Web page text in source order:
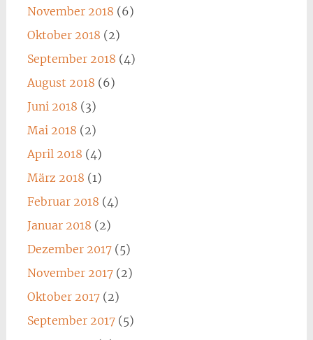
November 2018 (6)
Oktober 2018 (2)
September 2018 (4)
August 2018 (6)
Juni 2018 (3)
Mai 2018 (2)
April 2018 (4)
März 2018 (1)
Februar 2018 (4)
Januar 2018 (2)
Dezember 2017(5)
November 2017(2)
Oktober 2017(2)
September 2017(5)